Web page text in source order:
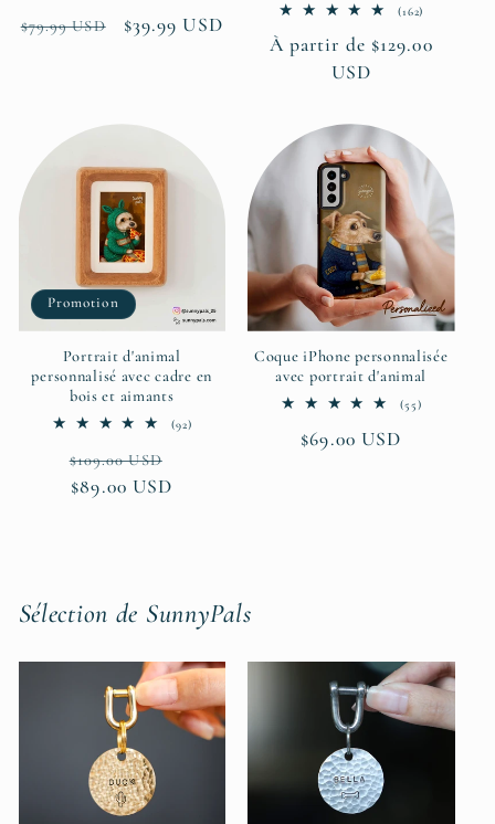
des
Prix
$79.99 USD
Prix
$39.99 USD
(162)
des
PrixÀ partir de $129.00
USD
Promotion
Portrait d'animal
personnalisé avec cadre en
bois et aimants
(92)92
Prix
habituel
$109.00 USD
$89.00 USD
Coque iPhone personnalisée
avec portrait d'animal
(55)55
Prix
$69.00 USD
Sélection de SunnyPals